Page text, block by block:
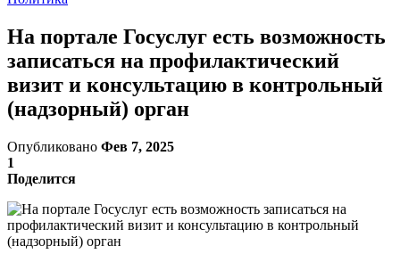
На портале Госуслуг есть возможность
записаться на профилактический
визит и консультацию в контрольный
(надзорный) орган
Опубликовано Фев 7, 2025
1
Поделится